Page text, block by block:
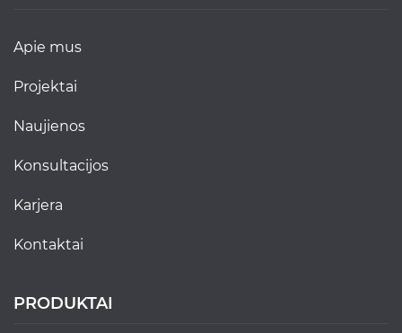
apie mus
projektai
naujienos
konsultacijos
karjera
kontaktai
PRODUKTAI